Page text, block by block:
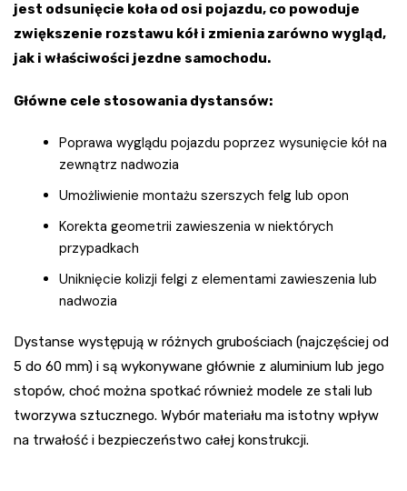
jest odsunięcie koła od osi pojazdu, co powoduje
zwiększenie rozstawu kół i zmienia zarówno wygląd,
jak i właściwości jezdne samochodu.
Główne cele stosowania dystansów:
Poprawa wyglądu pojazdu poprzez wysunięcie kół na
zewnątrz nadwozia
Umożliwienie montażu szerszych felg lub opon
Korekta geometrii zawieszenia w niektórych
przypadkach
Uniknięcie kolizji felgi z elementami zawieszenia lub
nadwozia
Dystanse występują w różnych grubościach (najczęściej od
5 do 60 mm) i są wykonywane głównie z aluminium lub jego
stopów, choć można spotkać również modele ze stali lub
tworzywa sztucznego. Wybór materiału ma istotny wpływ
na trwałość i bezpieczeństwo całej konstrukcji.